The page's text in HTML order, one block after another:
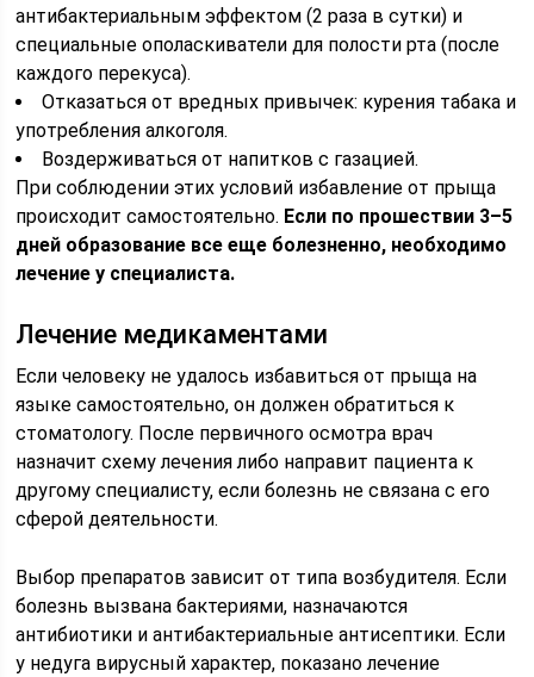
антибактериальным эффектом (2 раза в сутки) и
специальные ополаскиватели для полости рта (после
каждого перекуса).
Отказаться от вредных привычек: курения табака и
употребления алкоголя.
Воздерживаться от напитков с газацией.
При соблюдении этих условий избавление от прыща
происходит самостоятельно. Если по прошествии 3–5
дней образование все еще болезненно, необходимо
лечение у специалиста.
Лечение медикаментами
Если человеку не удалось избавиться от прыща на
языке самостоятельно, он должен обратиться к
стоматологу. После первичного осмотра врач
назначит схему лечения либо направит пациента к
другому специалисту, если болезнь не связана с его
сферой деятельности.
Выбор препаратов зависит от типа возбудителя. Если
болезнь вызвана бактериями, назначаются
антибиотики и антибактериальные антисептики. Если
у недуга вирусный характер, показано лечение